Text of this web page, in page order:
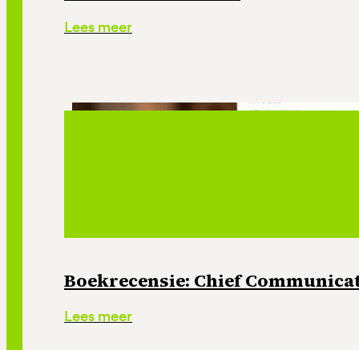
Lees meer
Boekrecensie: Chief
Lees meer